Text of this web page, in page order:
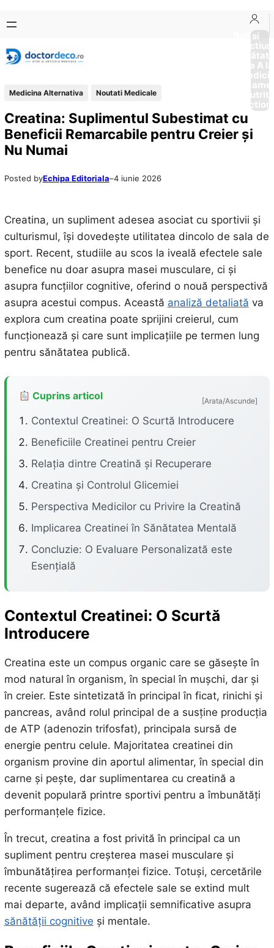
conținut
content
Boli si
Afectiuni
Sănătate
de la A
Medicina Alternativa Noutati Medicale
Creatina: Suplimentul Subestimat cu
Beneficii Remarcabile pentru Creier și
Nu Numai
Posted byEchipa Editoriala–4 iunie 2026
Creatina, un supliment adesea asociat cu sportivii și
culturismul, își dovedește utilitatea dincolo de sala de
sport. Recent, studiile au scos la iveală efectele sale
benefice nu doar asupra masei musculare, ci și
asupra funcțiilor cognitive, oferind o nouă perspectivă
asupra acestui compus. Această analiză detaliată va
explora cum creatina poate sprijini creierul, cum
funcționează și care sunt implicațiile pe termen lung
pentru sănătatea publică.
Cuprins articol [Arata/Ascunde]
Contextul Creatinei: O Scurtă Introducere
Beneficiile Creatinei pentru Creier
Relația dintre Creatină și Recuperare
Creatina și Controlul Glicemiei
Perspectiva Medicilor cu Privire la Creatină
Implicarea Creatinei în Sănătatea Mentală
Concluzie: O Evaluare Personalizată este
Esențială
Contextul Creatinei: O Scurtă
Introducere
Creatina este un compus organic care se găsește în
mod natural în organism, în special în mușchi, dar și
în creier. Este sintetizată în principal în ficat, rinichi și
pancreas, având rolul principal de a susține producția
de ATP (adenozin trifosfat), principala sursă de
energie pentru celule. Majoritatea creatinei din
organism provine din aportul alimentar, în special din
carne și pește, dar suplimentarea cu creatină a
devenit populară printre sportivi pentru a îmbunătăți
performanțele fizice.
În trecut, creatina a fost privită în principal ca un
supliment pentru creșterea masei musculare și
îmbunătățirea performanței fizice. Totuși, cercetările
recente sugerează că efectele sale se extind mult
mai departe, având implicații semnificative asupra
sănătății cognitive și mentale.